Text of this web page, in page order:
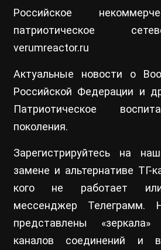
Российское
патриотическое
verumreactor.ru
Актуальные новости о
Российской Федерации и
Патриотическое
поколения.
Зарегистрируйтесь на
замене и альтернативе ТГ-
кого не работает или
мессенджер
представлены
каналов соединений и